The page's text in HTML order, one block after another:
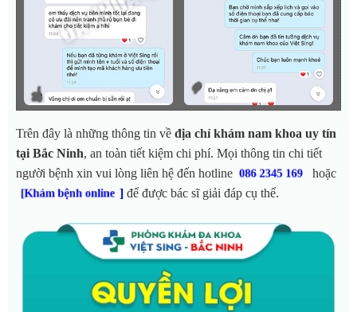
Trên đây là những thông tin về địa chỉ khám nam khoa uy tín
tại Bắc Ninh, an toàn tiết kiệm chi phí. Mọi thông tin chi tiết
người bệnh xin vui lòng liên hệ đến hotline 086 2345 169 hoặc
[Khám bệnh online ] để được bác sĩ giải đáp cụ thể.